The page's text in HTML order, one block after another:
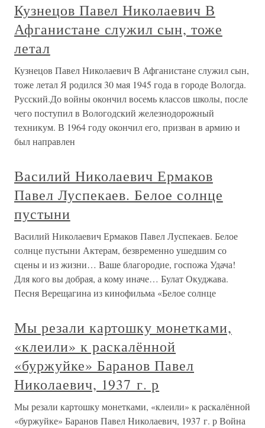
Кузнецов Павел Николаевич В
Афганистане служил сын, тоже
летал
Кузнецов Павел Николаевич В Афганистане служил сын,
тоже летал Я родился 30 мая 1945 года в городе Вологда.
Русский.До войны окончил восемь классов школы, после
чего поступил в Вологодский железнодорожный
техникум. В 1964 году окончил его, призван в армию и
был направлен
Василий Николаевич Ермаков
Павел Луспекаев. Белое солнце
пустыни
Василий Николаевич Ермаков Павел Луспекаев. Белое
солнце пустыни Актерам, безвременно ушедшим со
сцены и из жизни… Ваше благородие, госпожа Удача!
Для кого вы добрая, а кому иначе… Булат Окуджава.
Песня Верещагина из кинофильма «Белое солнце
Мы резали картошку монетками,
«клеили» к раскалённой
«буржуйке» Баранов Павел
Николаевич, 1937 г. р
Мы резали картошку монетками, «клеили» к раскалённой
«буржуйке» Баранов Павел Николаевич, 1937 г. р Война